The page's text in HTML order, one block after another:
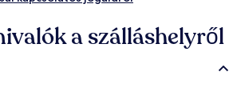
a szálláshelyről